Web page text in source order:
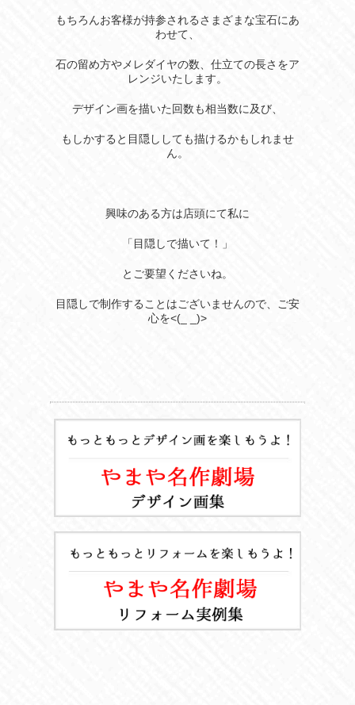
もちろんお客様が持参されるさまざまな宝石にあ
わせて、
石の留め方やメレダイヤの数、仕立ての長さをア
レンジいたします。
デザイン画を描いた回数も相当数に及び、
もしかすると目隠ししても描けるかもしれませ
ん。
興味のある方は店頭にて私に
「目隠しで描いて！」
とご要望くださいね。
目隠しで制作することはございませんので、ご安
心を<(_ _)>